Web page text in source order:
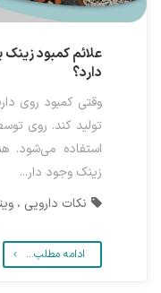
علائم کمبود
دارد؟
وقتی کمبود روی
تولید کند. روی
استفاده می‌شود.
زینک وجود دار...
نکات دارویی ،
ادامه مطلب...